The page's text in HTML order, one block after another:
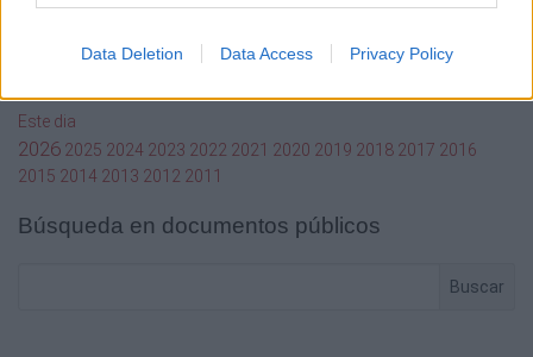
Data Deletion Data Access Privacy Policy
Configuración de cookies
Este dia
2026 2025 2024 2023 2022 2021 2020 2019 2018 2017 2016
2015 2014 2013 2012 2011
Búsqueda en documentos públicos
Buscar